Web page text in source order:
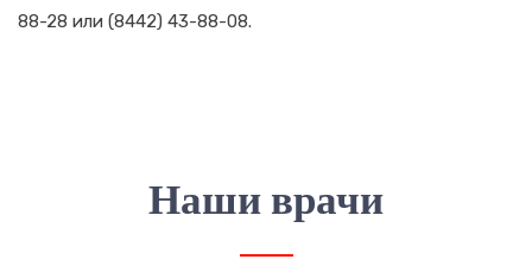
88-28 или (8442) 43-88-08.
Наши врачи